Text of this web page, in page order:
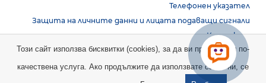
Телефонен указател
Защита на личните данни и лицата подаващи сигнали
Контакти
Copyright © 2026 НБУ. Всички права запазени.
Този сайт използва бисквитки (cookies), за да ви предостави по-
качествена услуга. Ако продължите да използвате сайта ни, се